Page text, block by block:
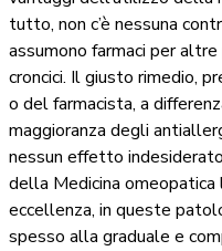
tutto, non c’è nessuna
assumono farmaci per
croncici. Il giusto rimedio,
o del farmacista, a
maggioranza degli
nessun effetto
della Medicina
eccellenza, in queste
spesso alla graduale e